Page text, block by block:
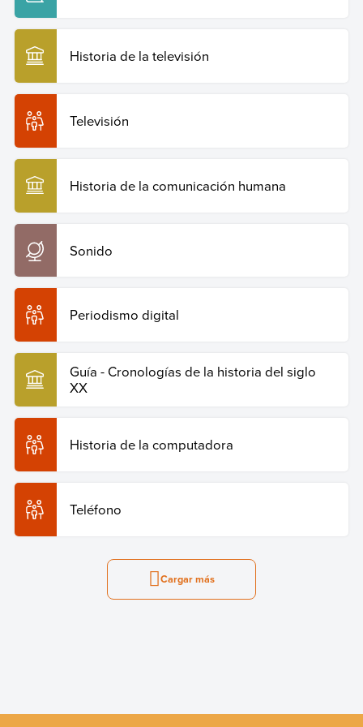
Historia de la televisión
Televisión
Historia de la comunicación humana
Sonido
Periodismo digital
Guía - Cronologías de la historia del siglo
XX
Historia de la computadora
Teléfono
Cargar más